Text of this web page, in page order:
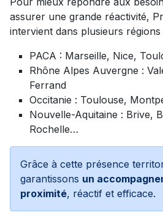
assurer une grande réactivité,
intervient dans plusieurs régions
PACA : Marseille, Nice,
Rhône Alpes Auvergne :
Ferrand
Occitanie : Toulouse,
Nouvelle-Aquitaine : Brive,
Rochelle…
Grâce à cette présence
garantissons un
proximité, réactif et efficace.